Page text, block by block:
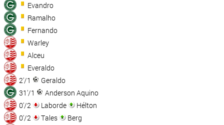
Evandro
Ramalho
Fernando
Warley
Alceu
Everaldo
2'/1
Geraldo
31'/1
Anderson Aquino
0'/2
Laborde
Hélton
0'/2
Tales
Berg